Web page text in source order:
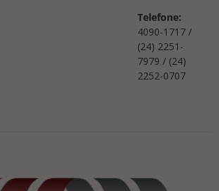
Telefone:
4090-1717 /
(24) 2251-
7979 / (24)
2252-0707